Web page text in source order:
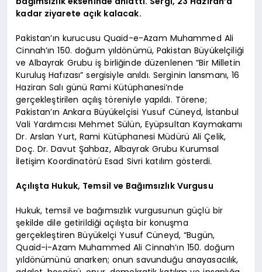
kadar ziyarete açık kalacak.
Pakistan’ın kurucusu Quaid-e-Azam Muhammed Ali
Cinnah’ın 150. doğum yıldönümü, Pakistan Büyükelçiliği
ve Albayrak Grubu iş birliğinde düzenlenen “Bir Milletin
Kuruluş Hafızası” sergisiyle anıldı. Serginin lansmanı, 16
Haziran Salı günü Rami Kütüphanesi’nde
gerçekleştirilen açılış töreniyle yapıldı. Törene;
Pakistan’ın Ankara Büyükelçisi Yusuf Cüneyd, İstanbul
Vali Yardımcısı Mehmet Sülün, Eyüpsultan Kaymakamı
Dr. Arslan Yurt, Rami Kütüphanesi Müdürü Ali Çelik,
Doç. Dr. Davut Şahbaz, Albayrak Grubu Kurumsal
İletişim Koordinatörü Esad Sivri katılım gösterdi.
Açılışta Hukuk, Temsil ve Bağımsızlık Vurgusu
Hukuk, temsil ve bağımsızlık vurgusunun güçlü bir
şekilde dile getirildiği açılışta bir konuşma
gerçekleştiren Büyükelçi Yusuf Cüneyd, “Bugün,
Quaid-i-Azam Muhammed Ali Cinnah’ın 150. doğum
yıldönümünü anarken; onun savunduğu anayasacılık,